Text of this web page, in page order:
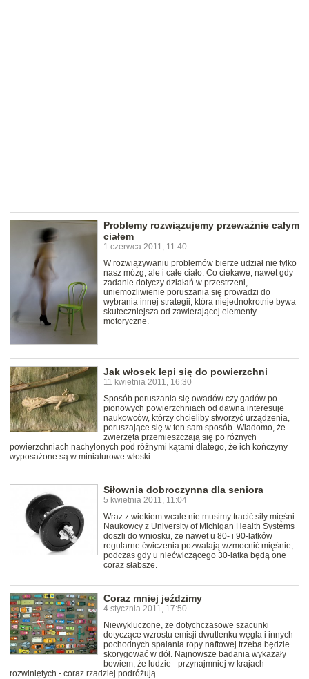
Problemy rozwiązujemy przeważnie całym
ciałem
1 czerwca 2011, 11:40
W rozwiązywaniu problemów bierze udział nie tylko
nasz mózg, ale i całe ciało. Co ciekawe, nawet gdy
zadanie dotyczy działań w przestrzeni,
uniemożliwienie poruszania się prowadzi do
wybrania innej strategii, która niejednokrotnie bywa
skuteczniejsza od zawierającej elementy
motoryczne.
Jak włosek lepi się do powierzchni
11 kwietnia 2011, 16:30
Sposób poruszania się owadów czy gadów po
pionowych powierzchniach od dawna interesuje
naukowców, którzy chcieliby stworzyć urządzenia,
poruszające się w ten sam sposób. Wiadomo, że
zwierzęta przemieszczają się po różnych
powierzchniach nachylonych pod różnymi kątami dlatego, że ich kończyny
wyposażone są w miniaturowe włoski.
Siłownia dobroczynna dla seniora
5 kwietnia 2011, 11:04
Wraz z wiekiem wcale nie musimy tracić siły mięśni.
Naukowcy z University of Michigan Health Systems
doszli do wniosku, że nawet u 80- i 90-latków
regularne ćwiczenia pozwalają wzmocnić mięśnie,
podczas gdy u niećwiczącego 30-latka będą one
coraz słabsze.
Coraz mniej jeździmy
4 stycznia 2011, 17:50
Niewykluczone, że dotychczasowe szacunki
dotyczące wzrostu emisji dwutlenku węgla i innych
pochodnych spalania ropy naftowej trzeba będzie
skorygować w dół. Najnowsze badania wykazały
bowiem, że ludzie - przynajmniej w krajach
rozwiniętych - coraz rzadziej podróżują.